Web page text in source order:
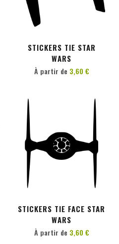
STICKERS TIE STAR
WARS
PERSONNALISER
À partir de 3,60 €
STICKERS TIE FACE STAR
WARS
À partir de 3,60 €